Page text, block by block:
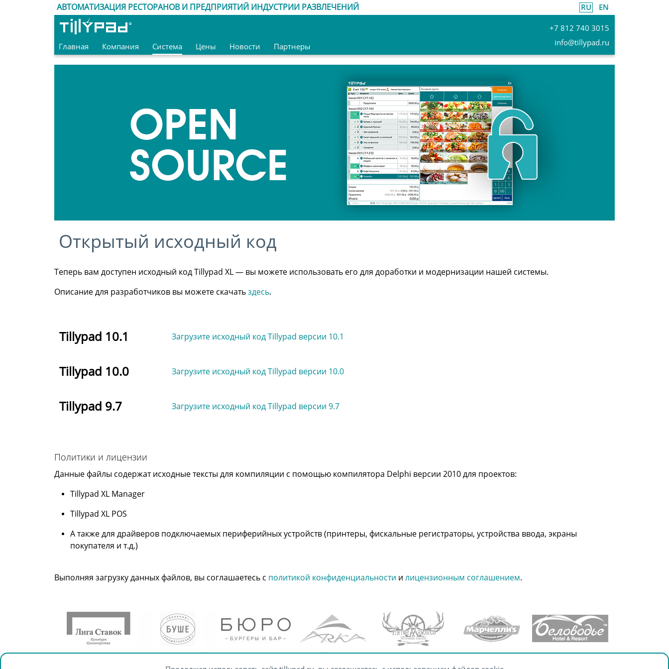
АВТОМАТИЗАЦИЯ РЕСТОРАНОВ И ПРЕДПРИЯТИЙ ИНДУСТРИИ РАЗВЛЕЧЕНИЙ EN
RU
info@tillypad.ru
+7 812 740 3015
Главная
Компания Система Цены Новости Партнеры
Открытый исходный код
Теперь вам доступен исходный код Tillypad XL — вы можете использовать его для доработки и модернизации нашей системы.
Описание для разработчиков вы можете скачатьздесь.
Tillypad 10.1 Загрузите исходный код Tillypad версии 10.1
Tillypad 10.0 Загрузите исходный код Tillypad версии 10.0
Tillypad 9.7 Загрузите исходный код Tillypad версии 9.7
Политики и лицензии
Данные файлы содержат исходные тексты для компиляции с помощью компилятора Delphi версии 2010 для проектов:
Tillypad XL Manager
Tillypad XL POS
А также для драйверов подключаемых периферийных устройств (принтеры, фискальные регистраторы, устройства ввода, экраны
покупателя и т.д.)
Выполняя загрузку данных файлов, вы соглашаетесь с политикой конфиденциальности и лицензионным соглашением.